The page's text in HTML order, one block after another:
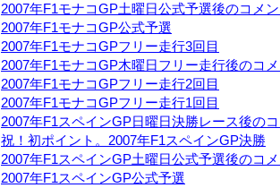
2007年F1モナコGP土曜日公式予選後のコメ
2007年F1モナコGP公式予選
2007年F1モナコGPフリー走行3回目
2007年F1モナコGP木曜日フリー走行後のコ
2007年F1モナコGPフリー走行2回目
2007年F1モナコGPフリー走行1回目
2007年F1スペインGP日曜日決勝レース後の
祝！初ポイント。2007年F1スペインGP決勝
2007年F1スペインGP土曜日公式予選後のコ
2007年F1スペインGP公式予選